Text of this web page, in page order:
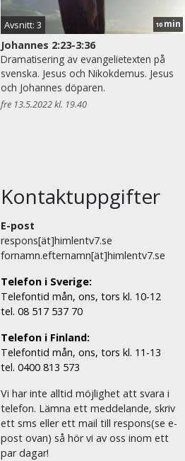
Avsnitt: 3 10 min
Johannes 2:23-3:36
Dramatisering av evangelietexten på
svenska. Jesus och Nikokdemus. Jesus
och Johannes döparen.
fre 13.5.2022 kl. 19.40
Kontaktuppgifter
E-post
respons[ät]himlentv7.se
fornamn.efternamn[ät]himlentv7.se
Telefon i Sverige:
Telefontid mån, ons, tors kl. 10-12
tel. 08 517 537 70
Telefon i Finland:
Telefontid mån, ons, tors kl. 11-13
tel. 0400 813 573
Vi har inte alltid möjlighet att svara i
telefon. Lämna ett meddelande, skriv
ett sms eller ett mail till respons(se e-
post ovan) så hör vi av oss inom ett
par dagar!